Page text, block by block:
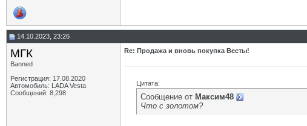
14.10.2023, 23:26
МГК
Banned
Регистрация: 17.08.2020
Автомобиль: LADA Vesta
Сообщений: 8,298
Re: Продажа и вновь покупка Весты!
Цитата:
Сообщение от Максим48
Что с золотом?